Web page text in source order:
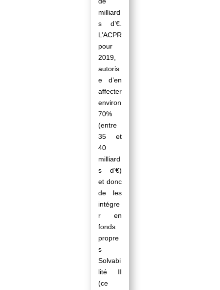
milliard
s d’€.
L’ACPR
pour
2019,
autoris
e d’en
affecter
environ
70%
(entre
35 et
40
milliard
s d’€)
et donc
de les
intégre
r en
fonds
propre
s
Solvabi
lité II
(ce